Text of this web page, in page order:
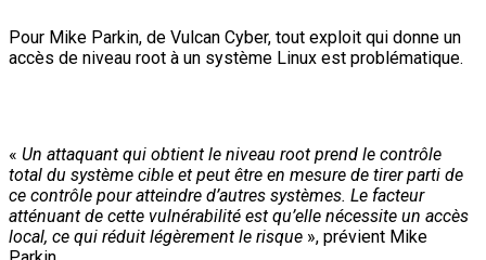
Pour Mike Parkin, de Vulcan Cyber, tout exploit qui donne un
accès de niveau root à un système Linux est problématique.
« Un attaquant qui obtient le niveau root prend le contrôle
total du système cible et peut être en mesure de tirer parti de
ce contrôle pour atteindre d’autres systèmes. Le facteur
atténuant de cette vulnérabilité est qu’elle nécessite un accès
local, ce qui réduit légèrement le risque », prévient Mike